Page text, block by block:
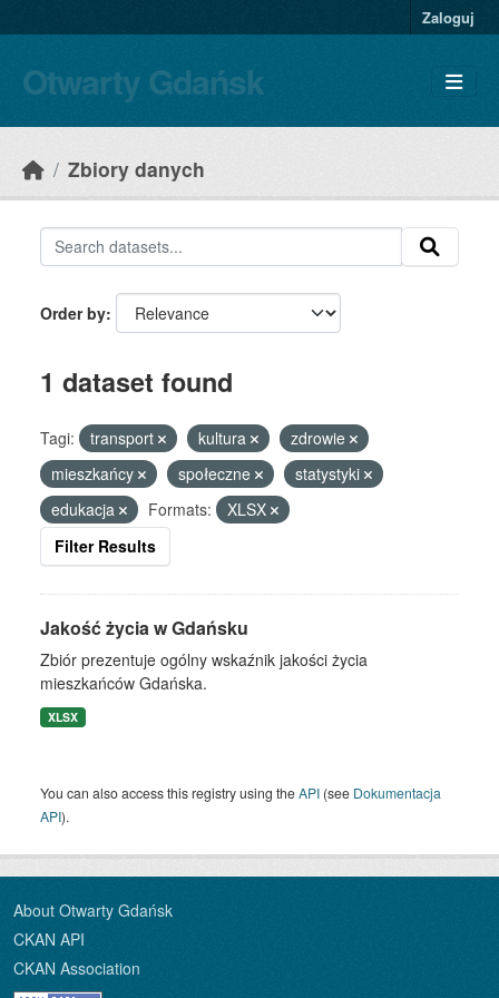
Zaloguj
Otwarty Gdańsk
Zbiory danych
Order by
1 dataset found
Tagi: transport kultura
zdrowie
mieszkańcy
społeczne
statystyki
edukacja
Formats:
XLSX
Filter Results
Jakość życia w Gdańsku
Zbiór prezentuje ogólny wskaźnik jakości życia
mieszkańców Gdańska.
XLSX
You can also access this registry using theAPI (see Dokumentacja
API).
About Otwarty Gdańsk
CKAN API
CKAN Association